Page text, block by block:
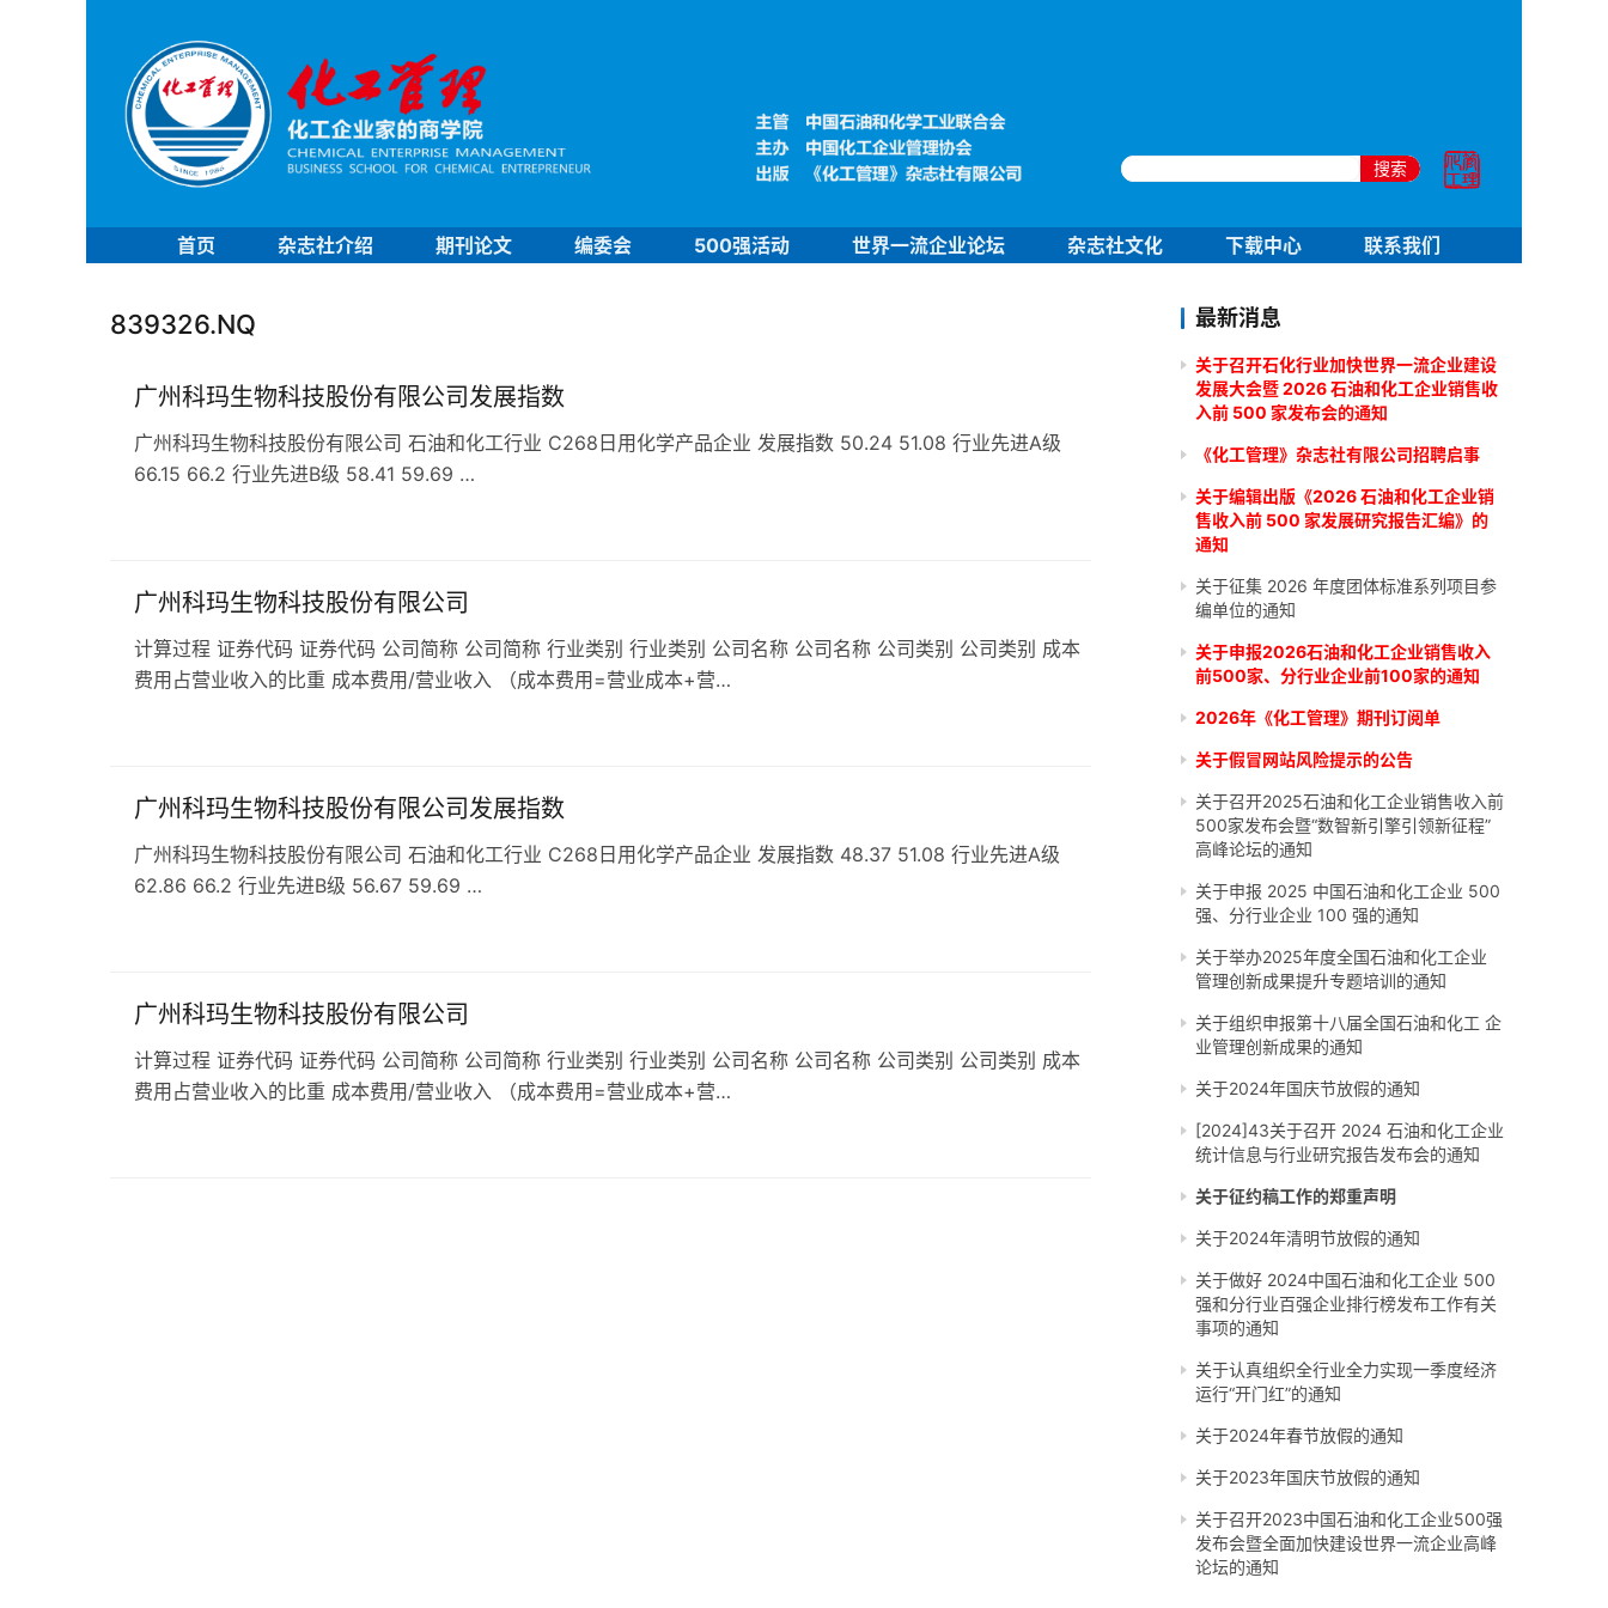
搜索
首页 杂志社介绍 期刊论文 编委会 500强活动 世界一流企业论坛 杂志社文化 下载中心 联系我们
839326.NQ
广州科玛生物科技股份有限公司发展指数
广州科玛生物科技股份有限公司 石油和化工行业 C268日用化学产品企业 发展指数 50.24 51.08 行业先进A级
66.15 66.2 行业先进B级 58.41 59.69 …
广州科玛生物科技股份有限公司
计算过程 证券代码 证券代码 公司简称 公司简称 行业类别 行业类别 公司名称 公司名称 公司类别 公司类别 成本
费用占营业收入的比重 成本费用/营业收入 （成本费用=营业成本+营…
广州科玛生物科技股份有限公司发展指数
广州科玛生物科技股份有限公司 石油和化工行业 C268日用化学产品企业 发展指数 48.37 51.08 行业先进A级
62.86 66.2 行业先进B级 56.67 59.69 …
广州科玛生物科技股份有限公司
计算过程 证券代码 证券代码 公司简称 公司简称 行业类别 行业类别 公司名称 公司名称 公司类别 公司类别 成本
费用占营业收入的比重 成本费用/营业收入 （成本费用=营业成本+营…
最新消息
关于召开石化行业加快世界一流企业建设
发展大会暨 2026 石油和化工企业销售收
入前 500 家发布会的通知
《化工管理》杂志社有限公司招聘启事
关于编辑出版《2026 石油和化工企业销
售收入前 500 家发展研究报告汇编》的
通知
关于征集 2026 年度团体标准系列项目参
编单位的通知
关于申报2026石油和化工企业销售收入
前500家、分行业企业前100家的通知
2026年《化工管理》期刊订阅单
关于假冒网站风险提示的公告
关于召开2025石油和化工企业销售收入前
500家发布会暨“数智新引擎引领新征程”
高峰论坛的通知
关于申报 2025 中国石油和化工企业 500
强、分行业企业 100 强的通知
关于举办2025年度全国石油和化工企业
管理创新成果提升专题培训的通知
关于组织申报第十八届全国石油和化工 企
业管理创新成果的通知
关于2024年国庆节放假的通知
[2024]43关于召开 2024 石油和化工企业
统计信息与行业研究报告发布会的通知
关于征约稿工作的郑重声明
关于2024年清明节放假的通知
关于做好 2024中国石油和化工企业 500
强和分行业百强企业排行榜发布工作有关
事项的通知
关于认真组织全行业全力实现一季度经济
运行“开门红”的通知
关于2024年春节放假的通知
关于2023年国庆节放假的通知
关于召开2023中国石油和化工企业500强
发布会暨全面加快建设世界一流企业高峰
论坛的通知